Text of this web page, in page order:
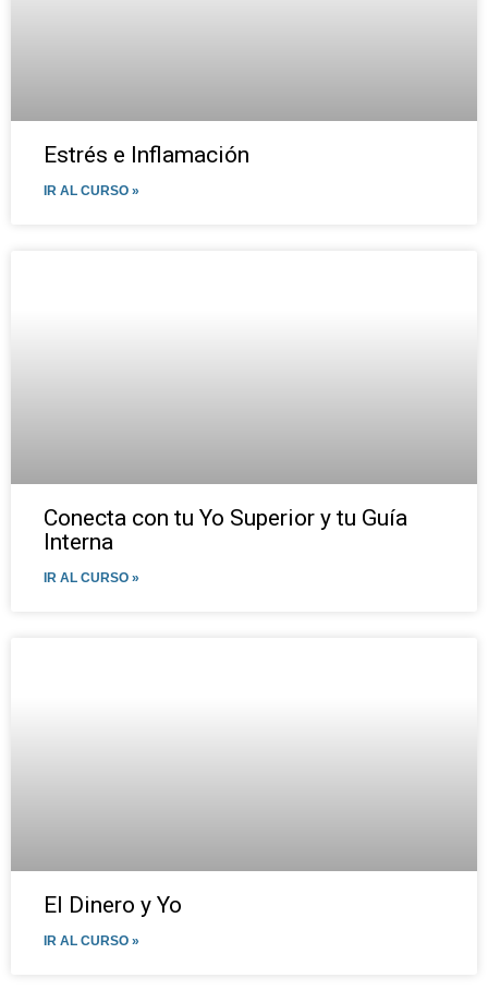
Estrés e Inflamación
IR AL CURSO »
Conecta con tu Yo Superior y tu Guía
Interna
IR AL CURSO »
El Dinero y Yo
IR AL CURSO »